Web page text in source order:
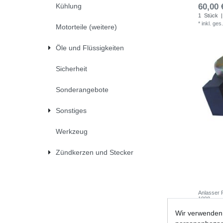
Kühlung
Motorteile (weitere)
Öle und Flüssigkeiten
Sicherheit
Sonderangebote
Sonstiges
Werkzeug
Zündkerzen und Stecker
60,00
1 Stück
*inkl.
Anlasser
1998
UVP
Wir